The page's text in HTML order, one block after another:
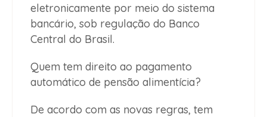
eletronicamente por meio do sistema
bancário, sob regulação do Banco
Central do Brasil.
Quem tem direito ao pagamento
automático de pensão alimentícia?
De acordo com as novas regras, tem